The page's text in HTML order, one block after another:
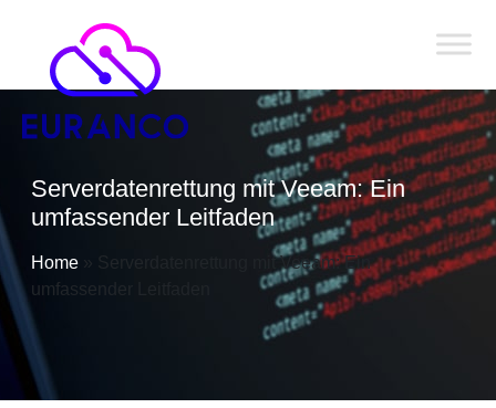
Serverdatenrettung mit Veeam: Ein
umfassender Leitfaden
Home »
Serverdatenrettung mit Veeam: Ein
umfassender Leitfaden